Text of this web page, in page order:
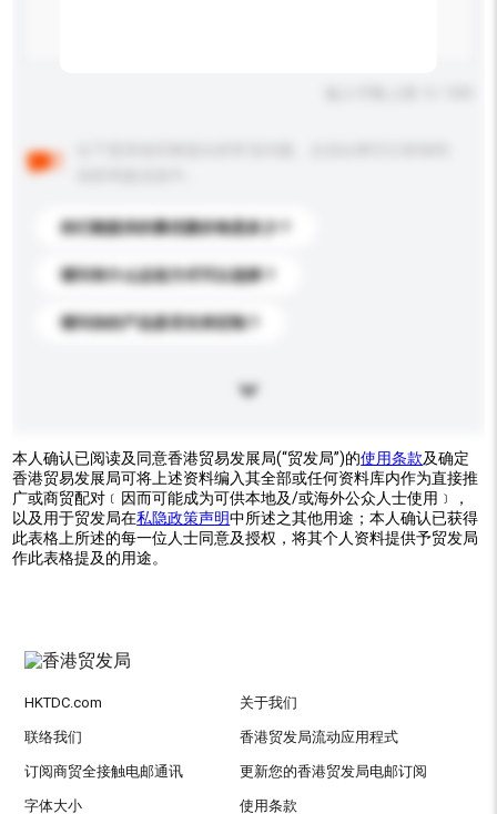
你们能提供的最优惠价格是多少？
请问有什么运送方式可以选择？
请问你的产品是否支持定制？
本人确认已阅读及同意香港贸易发展局(“贸发局”)的使用条款及确定
香港贸易发展局可将上述资料编入其全部或任何资料库内作为直接推
广或商贸配对﹝因而可能成为可供本地及/或海外公众人士使用﹞，
以及用于贸发局在私隐政策声明中所述之其他用途；本人确认已获得
此表格上所述的每一位人士同意及授权，将其个人资料提供予贸发局
作此表格提及的用途。
HKTDC.com 关于我们
联络我们 香港贸发局流动应用程式
订阅商贸全接触电邮通讯 更新您的香港贸发局电邮订阅
字体大小 使用条款